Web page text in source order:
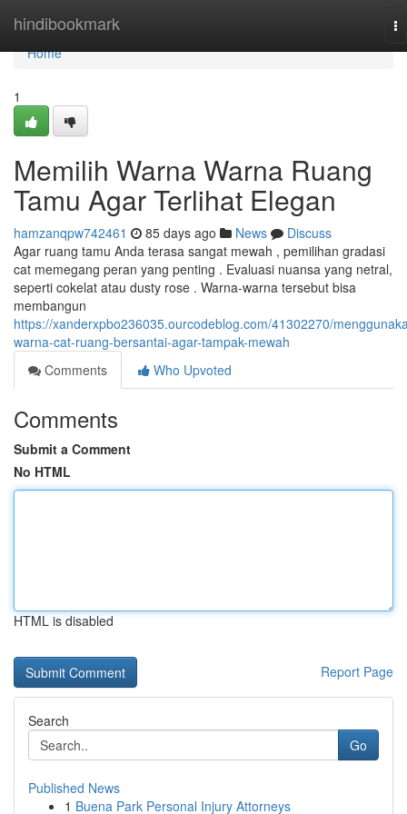
hindibookmark
Home
Home
1
Memilih Warna Warna Ruang
Tamu Agar Terlihat Elegan
hamzanqpw742461 85 days ago News
Discuss
Agar ruang tamu Anda terasa sangat mewah , pemilihan gradasi
cat memegang peran yang penting . Evaluasi nuansa yang netral,
seperti cokelat atau dusty rose . Warna-warna tersebut bisa
membangun
https://xanderxpbo236035.ourcodeblog.com/41302270/
warna-cat-ruang-bersantai-agar-tampak-mewah
Comments
Who Upvoted
Comments
Submit a Comment
No HTML
HTML is disabled
Report Page
Search
Go
Published News
1 Buena Park Personal Injury Attorneys